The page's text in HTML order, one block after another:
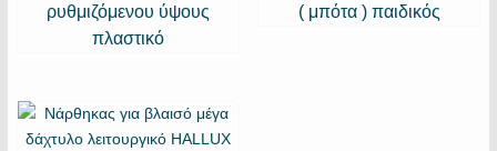
ρυθμιζόμενου ύψους
πλαστικό
( μπότα ) παιδικός